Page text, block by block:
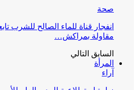
صحة
انفجار قناة للماء الصالح للشرب
مقاولة بمراكش…
السابق التالي
المرأة
آراء